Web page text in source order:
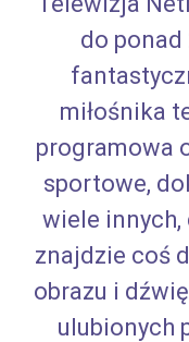
do ponad
miłośnika
programowa
sportowe,
wiele innych,
znajdzie coś
obrazu i
ulubionych